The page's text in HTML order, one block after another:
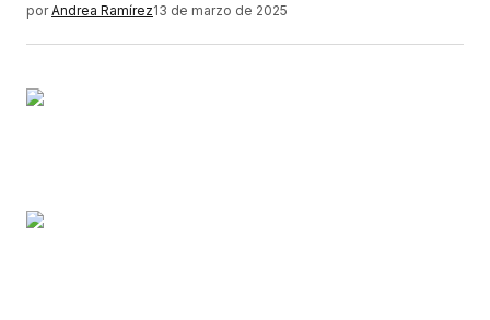
por Andrea Ramírez13 de marzo de 2025